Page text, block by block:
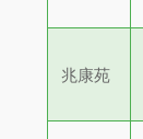
兆康苑